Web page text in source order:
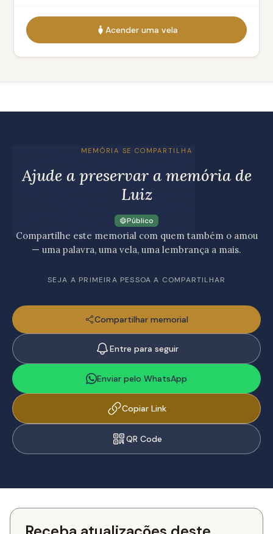
Acender uma vela
MEMÓRIA SE COMPARTILHA
Ajude a preservar a memória de
Luiz
Público
Compartilhe este memorial com quem também o amou
— uma palavra, uma vela, uma lembrança a mais.
SEJA A PRIMEIRA PESSOA A COMPARTILHAR
Compartilhar memorial
Entre para seguir
Enviar pelo WhatsApp
Copiar Link
QR Code